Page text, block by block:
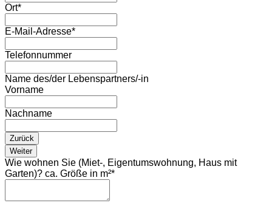
Ort*
E-Mail-Adresse*
Telefonnummer
Name des/der Lebenspartners/-in
Vorname
Nachname
Zurück
Weiter
Wie wohnen Sie (Miet-, Eigentumswohnung, Haus mit
Garten)? ca. Größe in m²*